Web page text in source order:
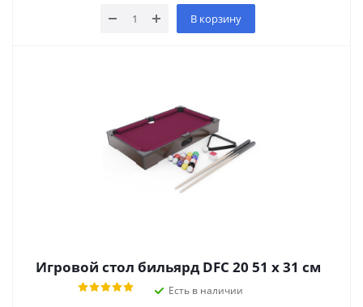
В корзину
Игровой стол бильярд DFC 20 51 x 31 см
Есть в наличии